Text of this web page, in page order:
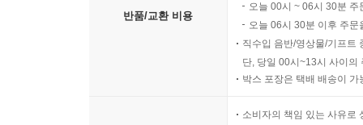
반품/교환 비용
오늘 00시 ~ 06시 30분
오늘 06시 30분 이후 주
직수입 음반/영상물/기프트
단, 당일 00시~13시 사이의
박스 포장은 택배 배송이
소비자의 책임 있는 사유로